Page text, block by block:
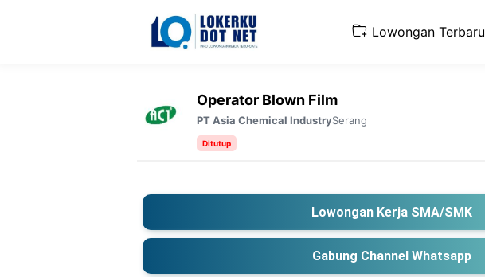
Lowongan Terbaru
Operator Blown Film
PT Asia Chemical IndustrySerang
Ditutup
Lowongan Kerja SMA/SMK
Gabung Channel Whatsapp